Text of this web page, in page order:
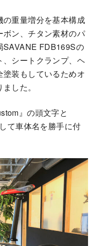
重量増分を基本構成
ン、チタン素材のパ
SAVANE FDB169Sの
シートクランプ、ヘ
装もしているためオ
した。
』の頭文字と
て車体名を勝手に付